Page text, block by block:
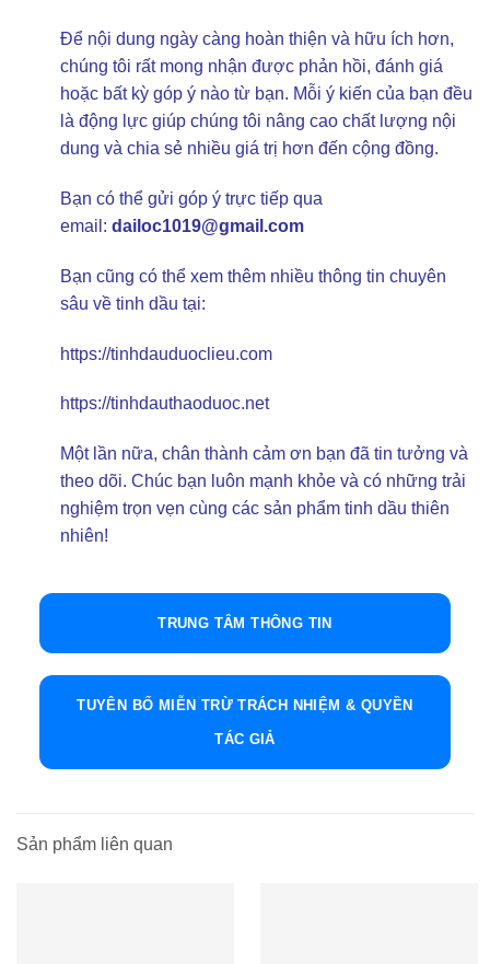
Để nội dung ngày càng hoàn thiện và hữu ích hơn,
chúng tôi rất mong nhận được phản hồi, đánh giá
hoặc bất kỳ góp ý nào từ bạn. Mỗi ý kiến của bạn đều
là động lực giúp chúng tôi nâng cao chất lượng nội
dung và chia sẻ nhiều giá trị hơn đến cộng đồng.
Bạn có thể gửi góp ý trực tiếp qua
email: dailoc1019@gmail.com
Bạn cũng có thể xem thêm nhiều thông tin chuyên
sâu về tinh dầu tại:
https://tinhdauduoclieu.com
https://tinhdauthaoduoc.net
Một lần nữa, chân thành cảm ơn bạn đã tin tưởng và
theo dõi. Chúc bạn luôn mạnh khỏe và có những trải
nghiệm trọn vẹn cùng các sản phẩm tinh dầu thiên
nhiên!
TRUNG TÂM THÔNG TIN
TUYÊN BỐ MIỄN TRỪ TRÁCH NHIỆM & QUYỀN
TÁC GIẢ
Sản phẩm liên quan